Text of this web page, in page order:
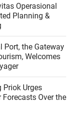
Operasional
Planning &
Port, the Gateway
Welcomes
Priok Urges
Over the